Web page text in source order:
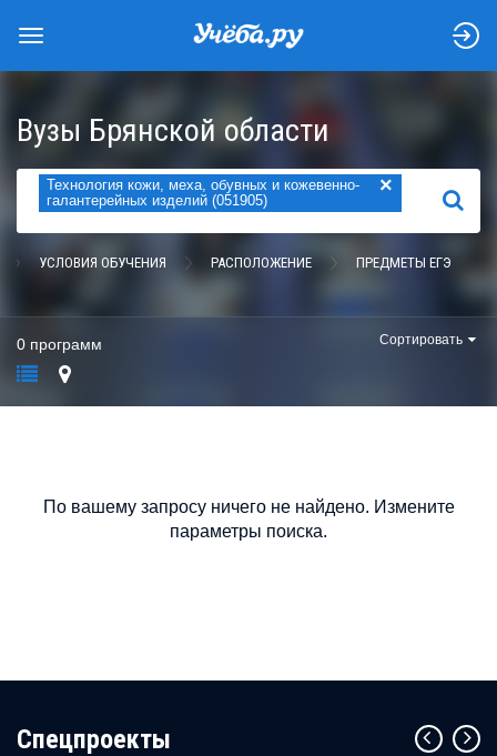
Вузы Брянской области
Технология кожи, меха, обувных и кожевенно-
галантерейных изделий (051905)
×
НАЙТИ
УСЛОВИЯ ОБУЧЕНИЯ РАСПОЛОЖЕНИЕ ПРЕДМЕТЫ ЕГЭ
0 программ Сортировать
По вашему запросу ничего не найдено. Измените
параметры поиска.
Cпецпроекты